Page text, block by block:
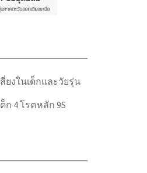
ยงในเด็กและวัยรุ่น
4 โรคหลัก 9S